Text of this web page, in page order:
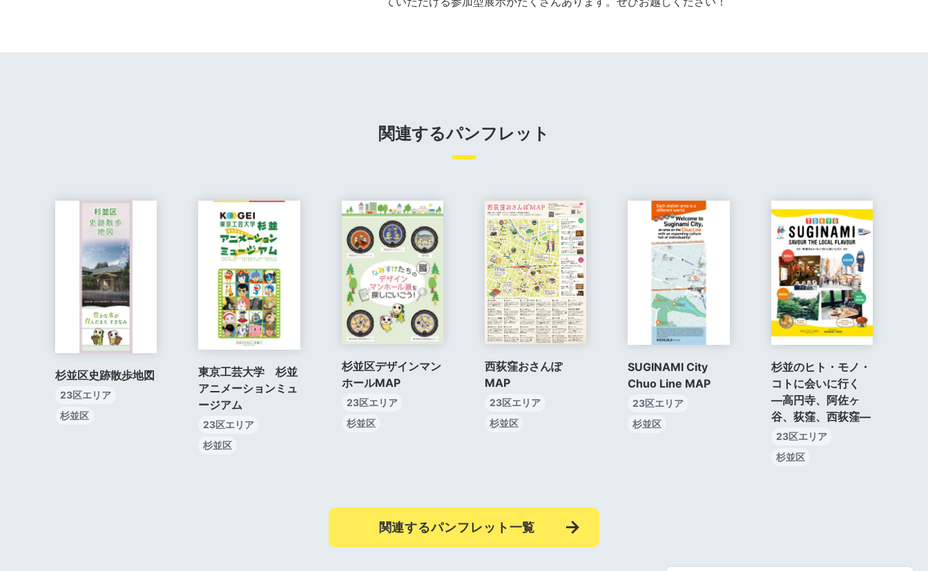
関連するパンフレット
杉並区史跡散歩地図
23区エリア
杉並区
東京工芸大学 杉並
アニメーションミュ
ージアム
23区エリア
杉並区
杉並区デザインマン
ホールMAP
23区エリア
杉並区
西荻窪おさんぽ
MAP
23区エリア
杉並区
SUGINAMI City
Chuo Line MAP
23区エリア
杉並区
杉並のヒト・モノ・
コトに会いに行く
―高円寺、阿佐ヶ
谷、荻窪、西荻窪―
23区エリア
杉並区
関連するパンフレット一覧